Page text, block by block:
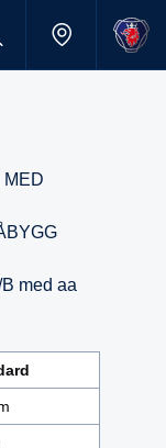
MED
med aa